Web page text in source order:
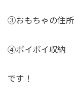
③おもちゃの住所
④ポイポイ収納
です！